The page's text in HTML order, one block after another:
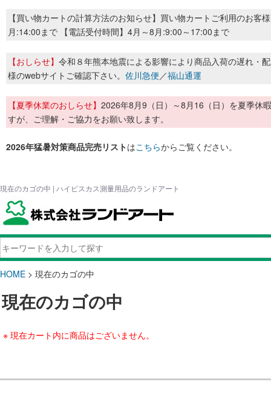
【買い物カートの計算方法のお知らせ】買い物カートご利用のお客
月:14:00まで 【電話受付時間】4月～8月:9:00～17:00まで
【おしらせ】 令和８年熊本地震による影響により商品入荷の遅れ・
様のwebサイトご確認下さい。 佐川急便／福山通運
【夏季休業のおしらせ】 2026年8月9（日）～8月16（日）を夏季休
すが、ご理解・ご協力をお願い致します。
2026年猛暑対策商品完売リストはこちらからご覧ください。
現在のカゴの中 | ハイビスカス測量用品のランドアート
HOME > 現在のカゴの中
現在のカゴの中
※ 現在カート内に商品はございません。